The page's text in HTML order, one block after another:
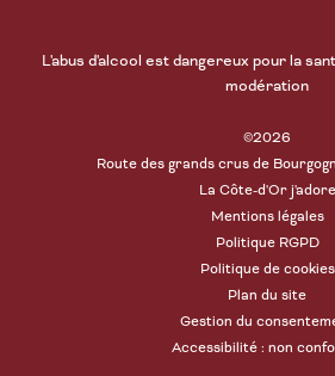
L'abus d'alcool est dangereux pour la
modération
©2026
Route des grands crus de
La Côte-d'Or j'adore
Mentions légales
Politique RGPD
Politique de cookies
Plan du site
Gestion du
Accessibilité : non